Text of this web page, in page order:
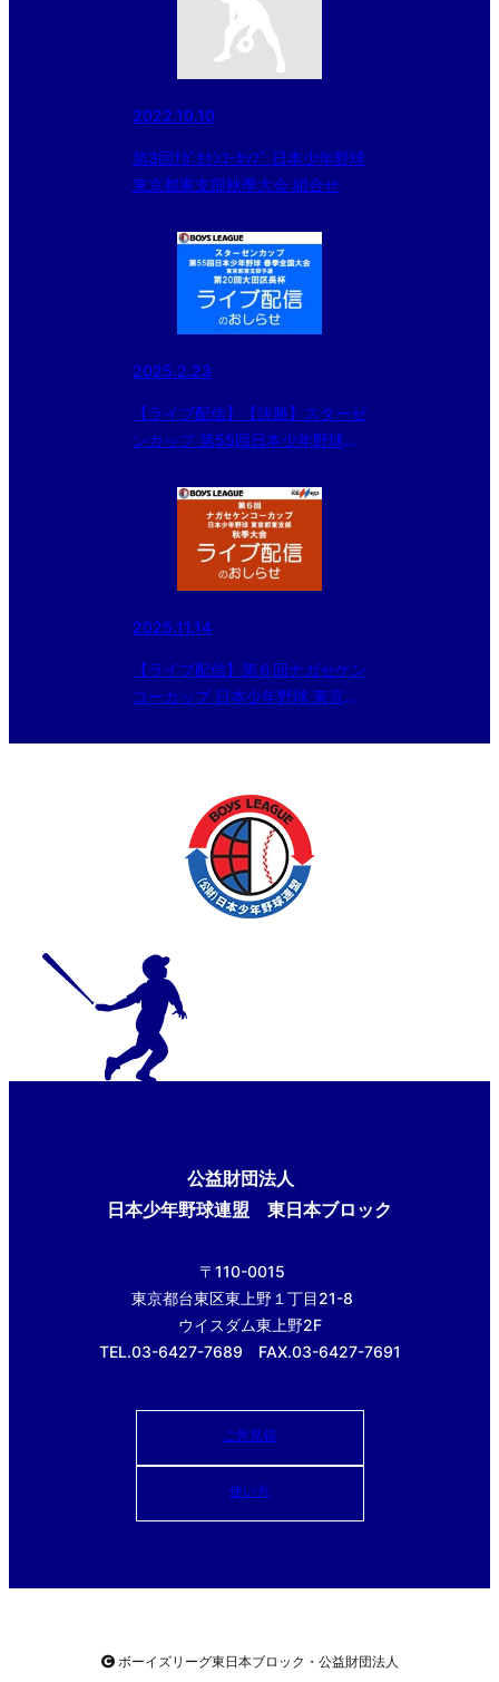
2022.10.10
第3回ﾅｶﾞｾｹﾝｺｰｶｯﾌﾟ 日本少年野球
東京都東支部秋季大会 組合せ
2025.2.23
【ライブ配信】【決勝】スターゼ
ンカップ 第55回日本少年野球春
第20回大田区長杯
2025.11.14
【ライブ配信】第６回ナガセケン
コーカップ 日本少年野球 東京都
公益財団法人
日本少年野球連盟 東日本ブロック
〒110-0015
東京都台東区東上野１丁目21-8
ウイスダム東上野2F
TEL.03-6427-7689 FAX.03-6427-7691
ご意見箱
使い方
ボーイズリーグ東日本ブロック・公益財団法人